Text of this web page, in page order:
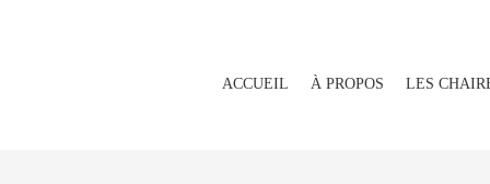
ACCUEIL À PROPOS LES